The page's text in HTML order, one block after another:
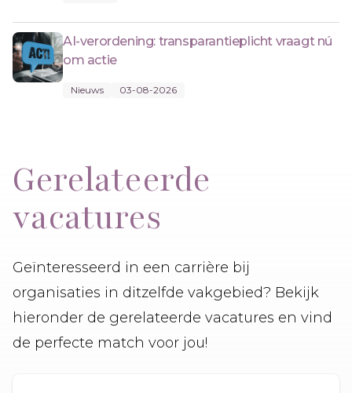
AI-verordening: transparantieplicht vraagt nú
om actie
Nieuws 03-08-2026
Gerelateerde
vacatures
Geïnteresseerd in een carrière bij
organisaties in ditzelfde vakgebied? Bekijk
hieronder de gerelateerde vacatures en vind
de perfecte match voor jou!